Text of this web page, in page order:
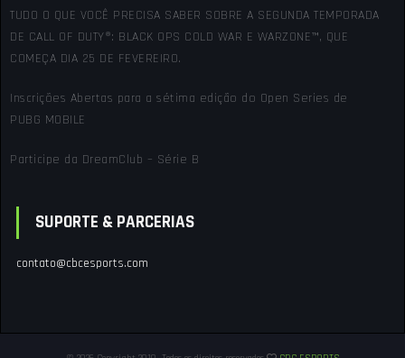
TUDO O QUE VOCÊ PRECISA SABER SOBRE A SEGUNDA TEMPORADA
DE CALL OF DUTY®: BLACK OPS COLD WAR E WARZONE™, QUE
COMEÇA DIA 25 DE FEVEREIRO.
Inscrições Abertas para a sétima edição do Open Series de
PUBG MOBILE
Participe da DreamClub – Série B
SUPORTE & PARCERIAS
contato@cbcesports.com